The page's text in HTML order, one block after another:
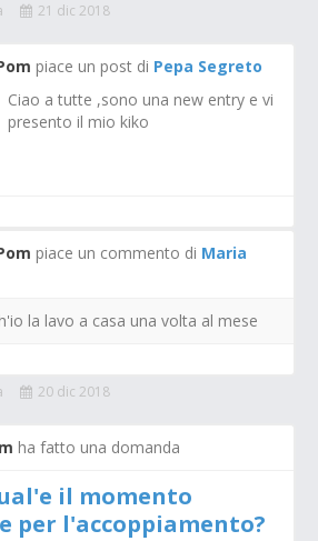
21 dic 2018
piace un post di Pepa Segreto
Ciao a tutte ,sono una new entry e vi
presento il mio kiko
piace un commento di Maria
la lavo a casa una volta al mese
20 dic 2018
ha fatto una domanda
il momento
per l'accoppiamento?